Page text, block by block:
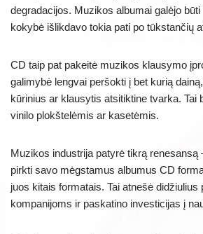
degradacijos. Muzikos albumai galėjo
kokybė išlikdavo tokia pati po tūkstančių
CD taip pat pakeitė muzikos klausymo
galimybė lengvai peršokti į bet kurią
kūrinius ar klausytis atsitiktine tvarka. Tai
vinilo plokštelėmis ar kasetėmis.
Muzikos industrija patyrė tikrą renesansą
pirkti savo mėgstamus albumus CD
juos kitais formatais. Tai atnešė didžiulius
kompanijoms ir paskatino investicijas į